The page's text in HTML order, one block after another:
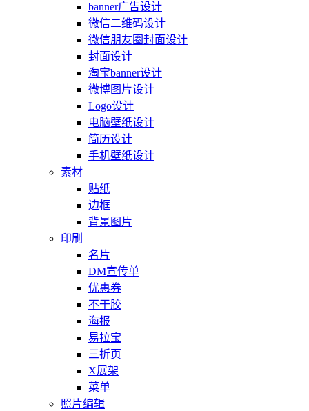
banner广告设计
微信二维码设计
微信朋友圈封面设计
封面设计
淘宝banner设计
微博图片设计
Logo设计
电脑壁纸设计
简历设计
手机壁纸设计
素材
贴纸
边框
背景图片
印刷
名片
DM宣传单
优惠券
不干胶
海报
易拉宝
三折页
X展架
菜单
照片编辑